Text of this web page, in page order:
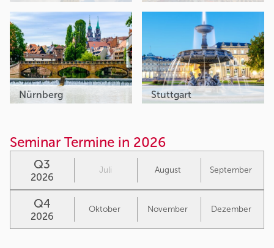
Nürnberg Stuttgart
Seminar Termine in 2026
Q3
2026
Juli August September
Q4
2026
Oktober November Dezember